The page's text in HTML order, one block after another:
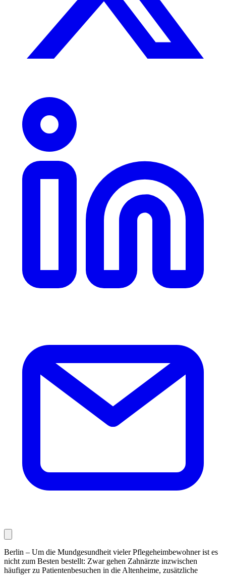
Berlin – Um die Mundgesundheit vieler Pflegeheimbewohner ist es
nicht zum Besten bestellt: Zwar gehen Zahnärzte inzwischen
häufiger zu Patientenbesuchen in die Altenheime, zusätzliche